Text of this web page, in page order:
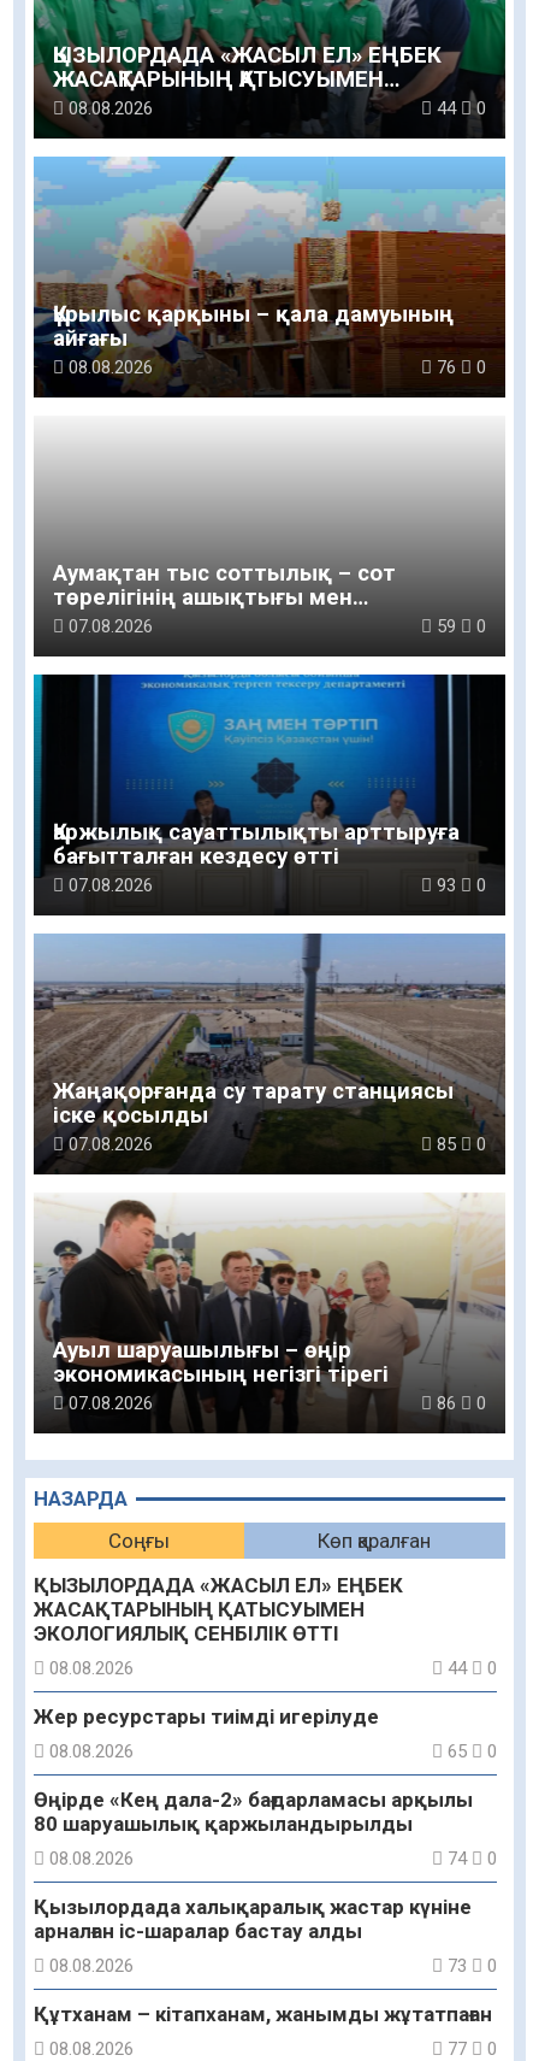
НАЗАРДА
Соңғы
Көп қаралған
ҚЫЗЫЛОРДАДА «ЖАСЫЛ ЕЛ» ЕҢБЕК
ЖАСАҚТАРЫНЫҢ ҚАТЫСУЫМЕН
ЭКОЛОГИЯЛЫҚ СЕНБІЛІК ӨТТІ
08.08.2026 44 0
Жер ресурстары тиімді игерілуде
08.08.2026 65 0
Өңірде «Кең дала-2» бағдарламасы арқылы
80 шаруашылық қаржыландырылды
08.08.2026 74 0
Қызылордада халықаралық жастар күніне
арналған іс-шаралар бастау алды
08.08.2026 73 0
Құтханам – кітапханам, жанымды жұтатпаған
08.08.2026 77 0
ҚЫЗЫЛОРДАДА «ЖАСЫЛ ЕЛ» ЕҢБЕК
ЖАСАҚТАРЫНЫҢ ҚАТЫСУЫМЕН
ЭКОЛОГИЯЛЫҚ СЕНБІЛІК ӨТТІ
08.08.2026 44 0
Құрылыс қарқыны – қала дамуының
айғағы
08.08.2026 76 0
Аумақтан тыс соттылық – сот
төрелігінің ашықтығы мен
қолжетімділігін арттыру құралы
07.08.2026 59 0
Қаржылық сауаттылықты арттыруға
бағытталған кездесу өтті
07.08.2026 93 0
Жаңақорғанда су тарату станциясы
іске қосылды
07.08.2026 85 0
Ауыл шаруашылығы – өңір
экономикасының негізгі тірегі
07.08.2026 86 0